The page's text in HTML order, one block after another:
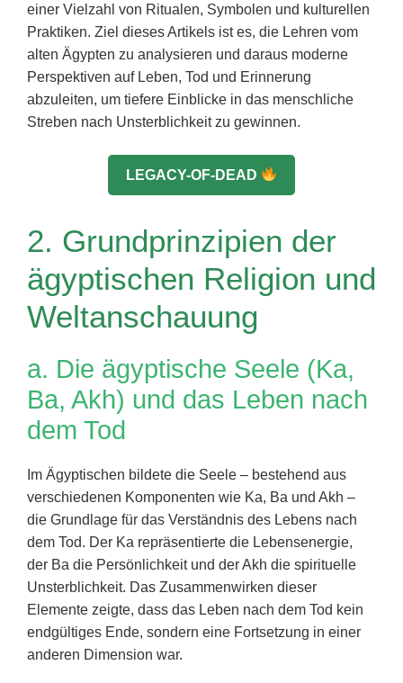
einer Vielzahl von Ritualen, Symbolen und kulturellen
Praktiken. Ziel dieses Artikels ist es, die Lehren vom
alten Ägypten zu analysieren und daraus moderne
Perspektiven auf Leben, Tod und Erinnerung
abzuleiten, um tiefere Einblicke in das menschliche
Streben nach Unsterblichkeit zu gewinnen.
LEGACY-OF-DEAD
2. Grundprinzipien der
ägyptischen Religion und
Weltanschauung
a. Die ägyptische Seele (Ka,
Ba, Akh) und das Leben nach
dem Tod
Im Ägyptischen bildete die Seele – bestehend aus
verschiedenen Komponenten wie Ka, Ba und Akh –
die Grundlage für das Verständnis des Lebens nach
dem Tod. Der Ka repräsentierte die Lebensenergie,
der Ba die Persönlichkeit und der Akh die spirituelle
Unsterblichkeit. Das Zusammenwirken dieser
Elemente zeigte, dass das Leben nach dem Tod kein
endgültiges Ende, sondern eine Fortsetzung in einer
anderen Dimension war.